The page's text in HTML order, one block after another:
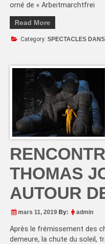
orné de « Arbeitmarchtfrei
Read More
Category: SPECTACLES
THOMAS
AUTOUR
mars 11, 2019 By: admin
Après le frémissement des
demeure, la chute du soleil,